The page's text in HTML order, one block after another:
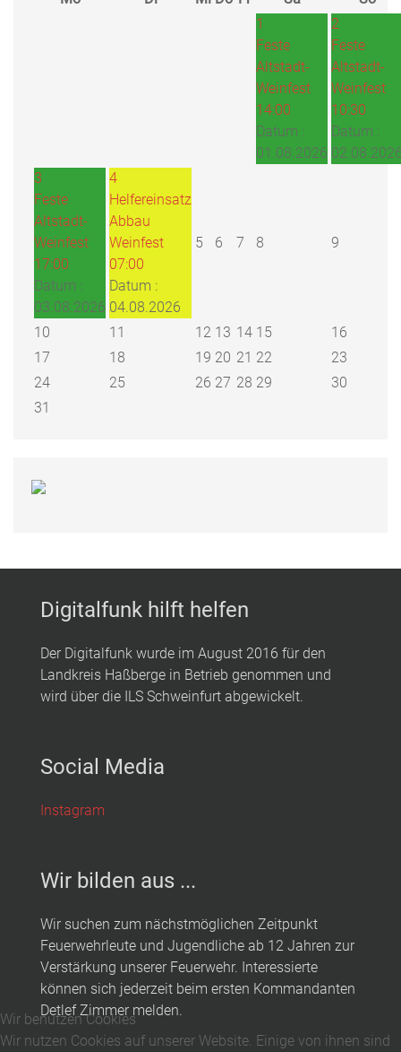
1
Feste
Altstadt-
Weinfest
14:00
Datum :
01.08.2026
2
Feste
Altstadt-
Weinfest
10:30
Datum :
3
Feste
Altstadt-
Weinfest
17:00
Datum :
03.08.2026
4
Helfereinsatz
Abbau
Weinfest
07:00
Datum :
04.08.2026
5 6 7 8 9
10 11 12 13 14 15
16
17
18 19 20 21 22
23
24
25 26 27 28 29
30
31
Digitalfunk hilft helfen
Der Digitalfunk wurde im August 2016 für den
Landkreis Haßberge in Betrieb genommen und
wird über die ILS Schweinfurt abgewickelt.
Social Media
Instagram
Wir bilden aus ...
Wir suchen zum nächstmöglichen Zeitpunkt
Feuerwehrleute und Jugendliche ab 12 Jahren zur
Verstärkung unserer Feuerwehr. Interessierte
können sich jederzeit beim ersten Kommandanten
Detlef Zimmer melden.
Wir benutzen Cookies
Wir nutzen Cookies auf unserer Website. Einige von ihnen sind